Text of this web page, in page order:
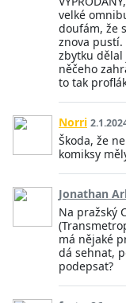
velké
doufám, že
znova pustí.
zbytku dělal
něčeho
to tak
Norri
Škoda, že
komiksy
Jonathan
Na pražský
má nějaké
dá sehnat,
podepsat?